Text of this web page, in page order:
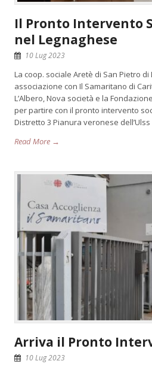
Il Pronto Intervento
nel Legnaghese
10 Lug 2023
La coop. sociale Aretè di San Pietro di
associazione con Il Samaritano di
L’Albero, Nova società e la
per partire con il pronto intervento
Distretto 3 Pianura veronese dell’Ulss
Read More →
Arriva il Pronto
10 Lug 2023